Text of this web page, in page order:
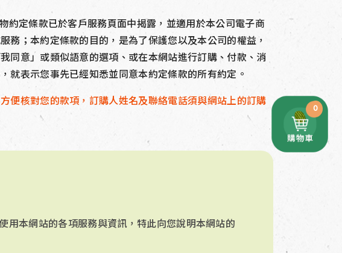
約定條款已於客戶服務頁面中揭露，並適用於本公司電子商
務；本約定條款的目的，是為了保護您以及本公司的權益，
同意」或類似語意的選項、或在本網站進行訂購、付款、消
就表示您事先已經知悉並同意本約定條款的所有約定。
便核對您的款項，訂購人姓名及聯絡電話須與網站上的訂購
用本網站的各項服務與資訊，特此向您說明本網站的
0